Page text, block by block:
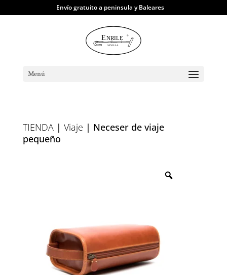
Envío gratuito a peninsula y Baleares
Menú
TIENDA| Viaje | Neceser de viaje
pequeño